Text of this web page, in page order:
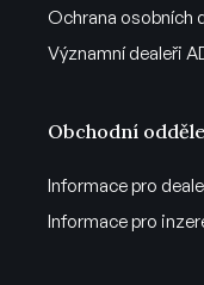
Ochrana osobních
Významní dealeři
Obchodní
Informace pro
Informace pro